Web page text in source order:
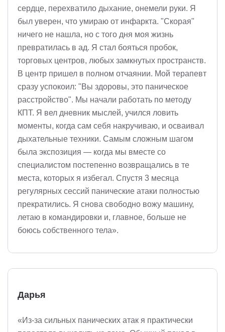
сердце, перехватило дыхание, онемели руки. Я
был уверен, что умираю от инфаркта. "Скорая"
ничего не нашла, но с того дня моя жизнь
превратилась в ад. Я стал бояться пробок,
торговых центров, любых замкнутых пространств.
В центр пришел в полном отчаянии. Мой терапевт
сразу успокоил: "Вы здоровы, это паническое
расстройство". Мы начали работать по методу
КПТ. Я вел дневник мыслей, учился ловить
моменты, когда сам себя накручиваю, и осваивал
дыхательные техники. Самым сложным шагом
была экспозиция — когда мы вместе со
специалистом постепенно возвращались в те
места, которых я избегал. Спустя 3 месяца
регулярных сессий панические атаки полностью
прекратились. Я снова свободно вожу машину,
летаю в командировки и, главное, больше не
боюсь собственного тела».
Дарья
«Из-за сильных панических атак я практически